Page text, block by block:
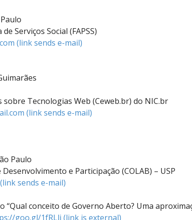
Serviços Social (FAPSS)
(link sends e-mail)
sobre Tecnologias Web (Ceweb.br) do NIC.br
(link sends e-mail)
Paulo
e Participação (COLAB) – USP
(link sends e-mail)
“Qual conceito de Governo Aberto? Uma
goo.gl/1fRLli (link is external)